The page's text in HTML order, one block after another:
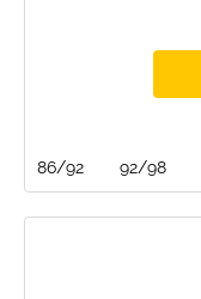
86/92 92/98